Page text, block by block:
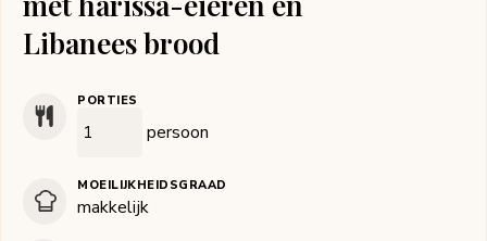
Libanees brood
PORTIES
persoon
MOEILIJKHEIDSGRAAD
makkelijk